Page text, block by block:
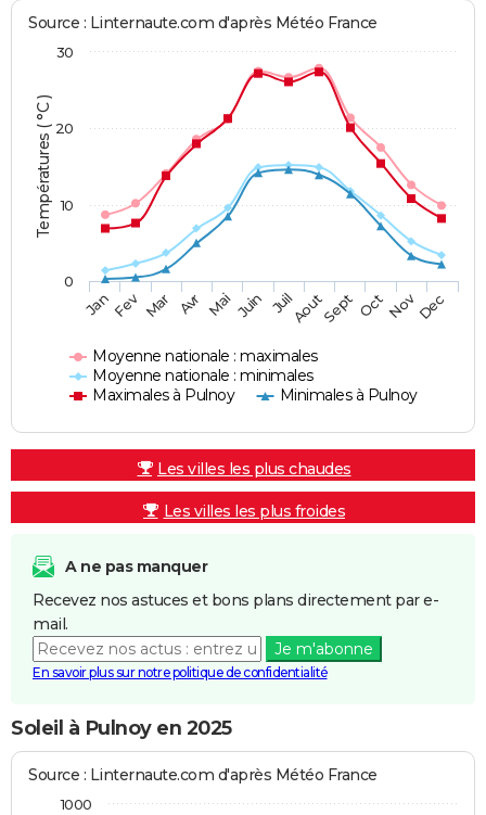
Températures ( °C )
Source : Linternaute.com d'après Météo France
Moyenne nationale : maximales
Moyenne nationale : minimales
Maximales à Pulnoy
Minimales à Pulnoy
JanFev Mar Avr Mai Juin JuilAoutSept OctNovDec
0
10
20
30
Les villes les plus chaudes
Les villes les plus froides
A ne pas manquer
Recevez nos astuces et bons plans directement par e-
mail.
Je m'abonne
En savoir plus sur notre politique de confidentialité
Soleil à Pulnoy en 2025
Source : Linternaute.com d'après Météo France
1000